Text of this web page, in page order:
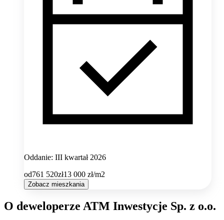
Oddanie: III kwartał 2026
od761 520zł13 000 zł/m2
Zobacz mieszkania
O deweloperze ATM Inwestycje Sp. z o.o.